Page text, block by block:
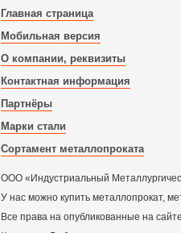
Главная страница
Мобильная версия
О компании, реквизиты
Контактная информация
Партнёры
Марки стали
Сортамент металлопроката
ООО «Индустриальный
У нас можно купить металлопрокат,
Все права на опубликованные на